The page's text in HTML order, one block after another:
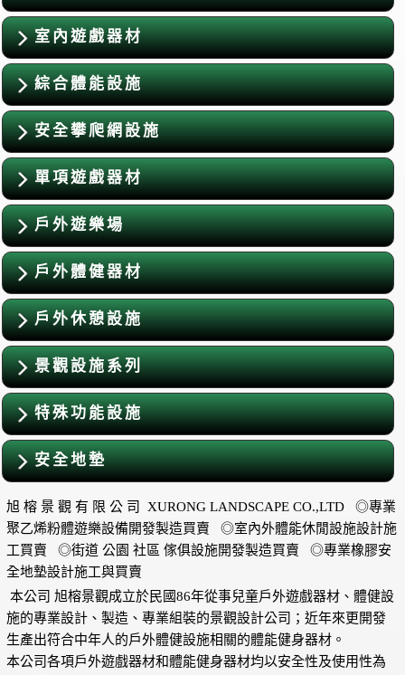
室內遊戲器材
綜合體能設施
安全攀爬網設施
單項遊戲器材
戶外遊樂場
戶外體健器材
戶外休憩設施
景觀設施系列
特殊功能設施
安全地墊
旭 榕 景 觀 有 限 公 司 XURONG LANDSCAPE CO.,LTD ◎專業
聚乙烯粉體遊樂設備開發製造買賣 ◎室內外體能休閒設施設計施
工買賣 ◎街道 公園 社區 傢俱設施開發製造買賣 ◎專業橡膠安
全地墊設計施工與買賣
本公司 旭榕景觀成立於民國86年從事兒童戶外遊戲器材、體健設
施的專業設計、製造、專業組裝的景觀設計公司；近年來更開發
生產出符合中年人的戶外體健設施相關的體能健身器材。
本公司各項戶外遊戲器材和體能健身器材均以安全性及使用性為